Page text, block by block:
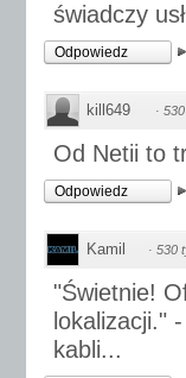
świadczy
Odpowiedz
kill649 ·
Od Netii to
Odpowiedz
Kamil · 530
"Świetnie!
lokalizacji."
kabli...